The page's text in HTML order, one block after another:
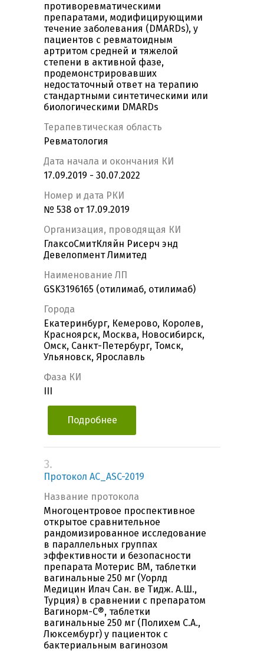
противоревматическими
препаратами, модифицирующими
течение заболевания (DMARDs), у
пациентов с ревматоидным
артритом средней и тяжелой
степени в активной фазе,
продемонстрировавших
недостаточный ответ на терапию
стандартными синтетическими или
биологическими DMARDs
Терапевтическая область
Ревматология
Дата начала и окончания КИ
17.09.2019 - 30.07.2022
Номер и дата РКИ
№ 538 от 17.09.2019
Организация, проводящая КИ
ГлаксоСмитКляйн Рисерч энд
Девелопмент Лимитед
Наименование ЛП
GSK3196165 (отилимаб, отилимаб)
Города
Екатеринбург, Кемерово, Королев,
Красноярск, Москва, Новосибирск,
Омск, Санкт-Петербург, Томск,
Ульяновск, Ярославль
Фаза КИ
Подробнее
3.
Протокол AC_ASC-2019
Название протокола
Многоцентровое проспективное
открытое сравнительное
рандомизированное исследование
в параллельных группах
эффективности и безопасности
препарата Мотерис ВМ, таблетки
вагинальные 250 мг (Уорлд
Медицин Илач Сан. ве Тидж. А.Ш.,
Турция) в сравнении с препаратом
Вагинорм-С®, таблетки
вагинальные 250 мг (Полихем С.А.,
Люксембург) у пациенток с
бактериальным вагинозом